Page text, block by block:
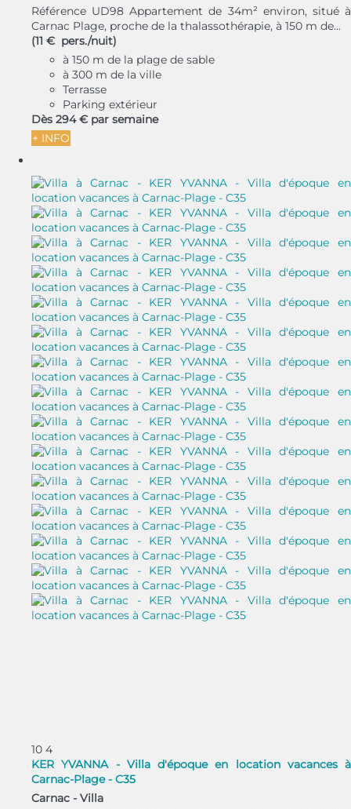
Référence UD98 Appartement de 34m² environ, situé à
Carnac Plage, proche de la thalassothérapie, à 150 m de...
(11 € pers./nuit)
à 150 m de la plage de sable
à 300 m de la ville
Terrasse
Parking extérieur
Dès 294 € par semaine
+ INFO
10 4
KER YVANNA - Villa d'époque en location vacances à
Carnac-Plage - C35
Carnac - Villa